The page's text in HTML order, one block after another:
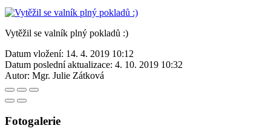
Vytěžil se valník plný pokladů :)
Datum vložení: 14. 4. 2019 10:12
Datum poslední aktualizace: 4. 10. 2019 10:32
Autor: Mgr. Julie Zátková
Fotogalerie